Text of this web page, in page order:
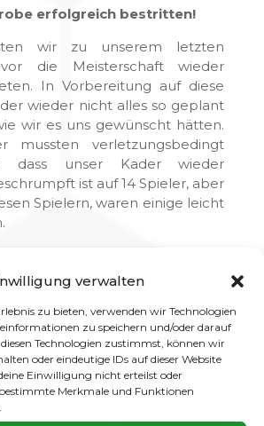
verwalten
zu bieten, verwenden wir Technologien
zu speichern und/oder darauf
Technologien zustimmst, können wir
oder eindeutige IDs auf dieser Website
Einwilligung nicht erteilst oder
Merkmale und Funktionen
erfolgreich bestritten!
wir zu unserem letzten
die Meisterschaft wieder
In Vorbereitung auf diese
wieder nicht alles so geplant
wir es uns gewünscht hätten.
mussten verletzungsbedingt
dass unser Kader wieder
ist auf 14 Spieler, aber
Spielern, waren einige leicht
Spielern konnten aber alle
Die erste Hälfte war nicht
Vorstellungen, denn wir haben
Tempo in die Partie zu
leichte Ballverluste ließen uns
aufnehmen. In der
waren wir nicht wach
die Gäste immer wieder zu